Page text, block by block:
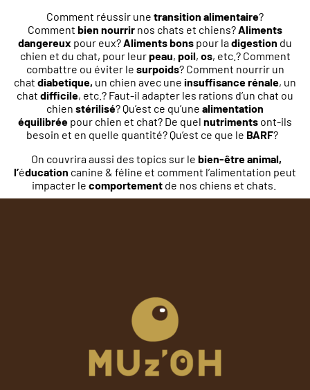
Comment réussir une transition alimentaire?
Comment bien nourrir nos chats et chiens?Aliments
dangereux pour eux?Aliments bons pour ladigestion du
chien et du chat, pour leurpeau, poil, os, etc.? Comment
combattre ou éviter le surpoids? Comment nourrir un
chat diabetique, un chien avec une insuffisance rénale, un
chat difficile, etc.? Faut-il adapter les rations d’un chat ou
chien stérilisé? Qu’est ce qu’une alimentation
équilibrée pour chien et chat? De quel nutriments ont-ils
besoin et en quelle quantité? Qu’est ce que le BARF?
On couvrira aussi des topics sur le bien-être animal,
l’éducation canine & féline et comment l’alimentation peut
impacter le comportement de nos chiens et chats.